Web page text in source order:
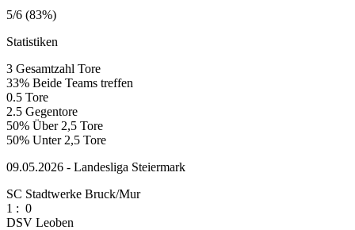
5/6 (83%)
Statistiken
3 Gesamtzahl Tore
33% Beide Teams treffen
0.5 Tore
2.5 Gegentore
50% Über 2,5 Tore
50% Unter 2,5 Tore
09.05.2026 - Landesliga Steiermark
SC Stadtwerke Bruck/Mur
1 : 0
DSV Leoben